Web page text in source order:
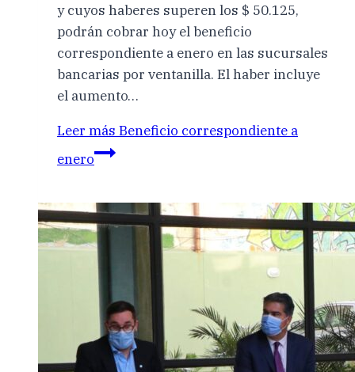
y cuyos haberes superen los $ 50.125,
podrán cobrar hoy el beneficio
correspondiente a enero en las sucursales
bancarias por ventanilla. El haber incluye
el aumento…
Leer más Beneficio correspondiente a
enero